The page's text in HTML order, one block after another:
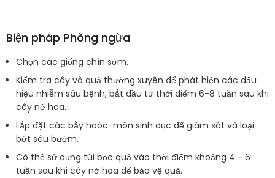
Biện pháp Phòng ngừa
Chọn các giống chín sớm.
Kiểm tra cây và quả thường xuyên để phát hiện các dấu
hiệu nhiễm sâu bệnh, bắt đầu từ thời điểm 6-8 tuần sau khi
cây nở hoa.
Lắp đặt các bẫy hoóc-môn sinh dục để giám sát và loại
bớt sâu bướm.
Có thể sử dụng túi bọc quả vào thời điểm khoảng 4 - 6
tuần sau khi cây nở hoa để bảo vệ quả.